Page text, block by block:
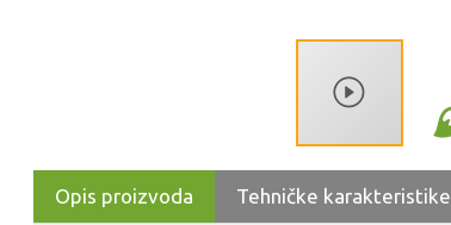
Opis proizvoda Tehničke karakteristike